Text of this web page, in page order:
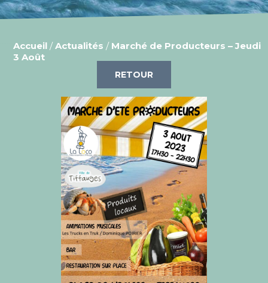
Accueil /Actualités / Marché de Producteurs – Jeudi
3 Août
RETOUR